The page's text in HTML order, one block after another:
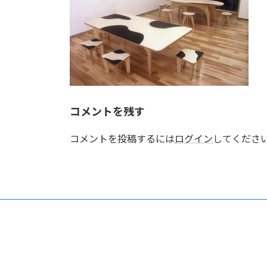
コメントを残す
コメントを投稿するにはログイン してくださ